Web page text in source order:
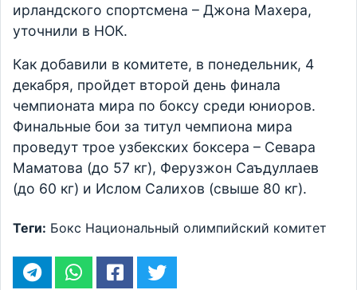
ирландского спортсмена – Джона Махера,
уточнили в НОК.
Как добавили в комитете, в понедельник, 4
декабря, пройдет второй день финала
чемпионата мира по боксу среди юниоров.
Финальные бои за титул чемпиона мира
проведут трое узбекских боксера – Севара
Маматова (до 57 кг), Ферузжон Саъдуллаев
(до 60 кг) и Ислом Салихов (свыше 80 кг).
Теги: Бокс Национальный олимпийский комитет